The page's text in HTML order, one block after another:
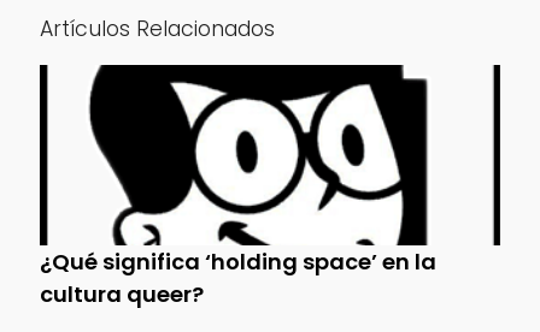
Artículos Relacionados
¿Qué significa ‘holding space’ en la
cultura queer?